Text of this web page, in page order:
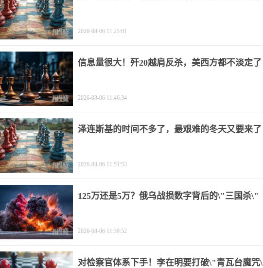
2026-08-06 11:25:01
信息量很大！歼20越肩反杀，美西方都不淡定了
2026-08-06 11:46:34
泽连斯基的时间不多了，最艰难的冬天又要来了
2026-08-06 11:51:53
125万还是5万？俄乌战损数字背后的\"三国杀\"
2026-08-06 11:39:52
对检察官体系下手！李在明要打破\"青瓦台魔咒\"